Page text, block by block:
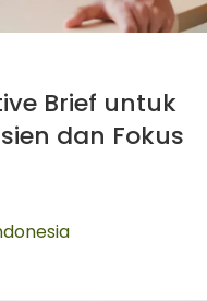
Brief untuk
dan Fokus